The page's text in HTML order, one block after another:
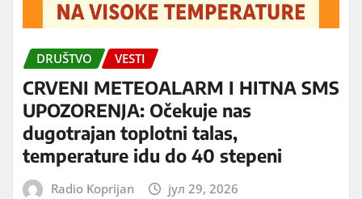
DRUŠTVO VESTI
CRVENI METEOALARM I HITNA SMS
UPOZORENJA: Očekuje nas
dugotrajan toplotni talas,
temperature idu do 40 stepeni
Radio Koprijan јул 29, 2026